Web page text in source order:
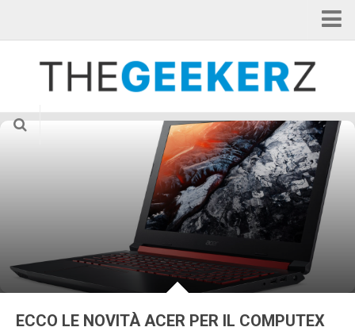
Applicazioni
Smartphone
Tablet
TV & Cinema
ECCO LE NOVITÀ ACER PER IL COMPUTEX